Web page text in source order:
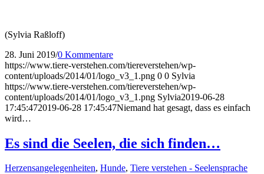
(Sylvia Raßloff)
28. Juni 2019/0 Kommentare
https://www.tiere-verstehen.com/tiereverstehen/wp-
content/uploads/2014/01/logo_v3_1.png 0 0 Sylvia
https://www.tiere-verstehen.com/tiereverstehen/wp-
content/uploads/2014/01/logo_v3_1.png Sylvia2019-06-28
17:45:472019-06-28 17:45:47Niemand hat gesagt, dass es einfach
wird…
Es sind die Seelen, die sich finden…
Herzensangelegenheiten, Hunde, Tiere verstehen - Seelensprache